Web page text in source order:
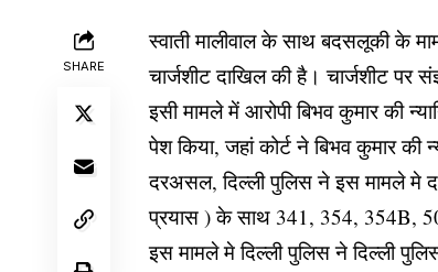
SHARE
स्वाती मालीवाल के साथ बदसलूकी के
चार्जशीट दाखिल की है। चार्जशीट पर
इसी मामले में आरोपी बिभव कुमार की
पेश किया, जहां कोर्ट ने बिभव कुमार की
दरअसल, दिल्ली पुलिस ने इस मामले मे
प्रयास ) के साथ 341, 354, 354B,
इस मामले मे दिल्ली पुलिस ने दिल्ली